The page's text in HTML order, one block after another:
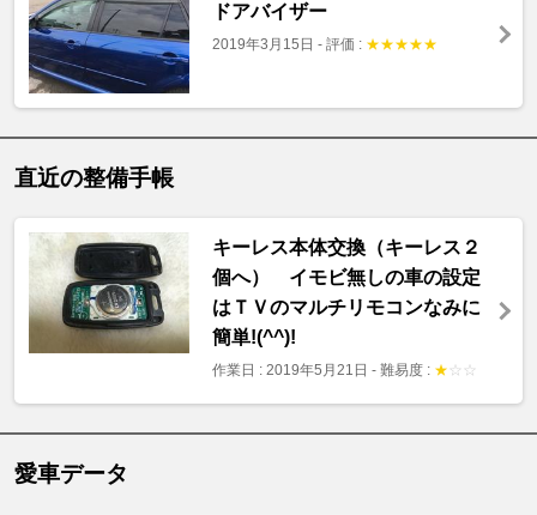
ドアバイザー
2019年3月15日 - 評価 : ★★★★★
直近の整備手帳
キーレス本体交換（キーレス２
個へ） イモビ無しの車の設定
はＴＶのマルチリモコンなみに
簡単!(^^)!
作業日 : 2019年5月21日 - 難易度 : ★ ☆ ☆
愛車データ